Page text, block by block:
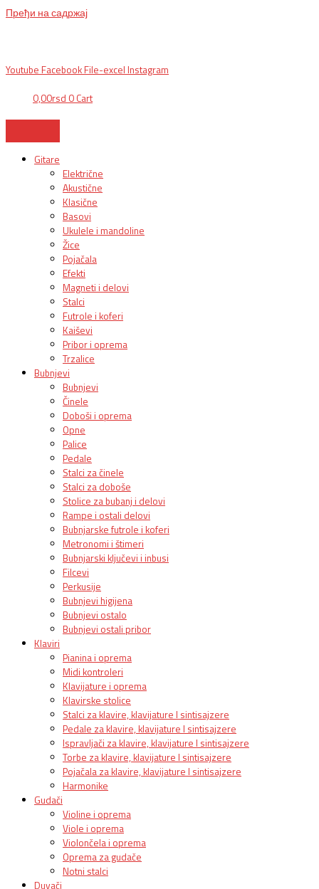
Пређи на садржај
Youtube Facebook File-excel Instagram
0,00rsd 0 Cart
Gitare
Električne
Akustične
Klasične
Basovi
Ukulele i mandoline
Žice
Pojačala
Efekti
Magneti i delovi
Stalci
Futrole i koferi
Kaiševi
Pribor i oprema
Trzalice
Bubnjevi
Bubnjevi
Činele
Doboši i oprema
Opne
Palice
Pedale
Stalci za činele
Stalci za doboše
Stolice za bubanj i delovi
Rampe i ostali delovi
Bubnjarske futrole i koferi
Metronomi i štimeri
Bubnjarski ključevi i inbusi
Filcevi
Perkusije
Bubnjevi higijena
Bubnjevi ostalo
Bubnjevi ostali pribor
Klaviri
Pianina i oprema
Midi kontroleri
Klavijature i oprema
Klavirske stolice
Stalci za klavire, klavijature I sintisajzere
Pedale za klavire, klavijature I sintisajzere
Ispravljači za klavire, klavijature I sintisajzere
Torbe za klavire, klavijature I sintisajzere
Pojačala za klavire, klavijature I sintisajzere
Harmonike
Gudači
Violine i oprema
Viole i oprema
Violončela i oprema
Oprema za gudače
Notni stalci
Duvači